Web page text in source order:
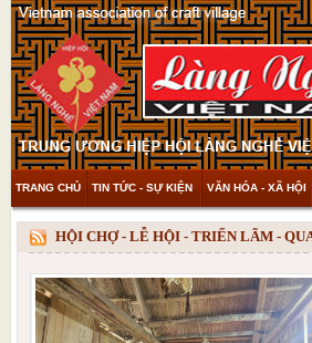
TRANG CHỦ TIN TỨC - SỰ KIỆN VĂN HÓA - XÃ HỘI
THAM KHẢO & KHÁM PHÁ VIDEO
HỘI CHỢ - LỄ HỘI - TRIỂN LÃM -